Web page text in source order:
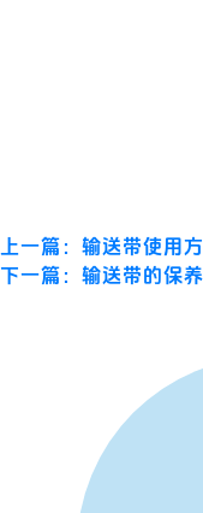
上一篇：输送带使用
下一篇：输送带的保